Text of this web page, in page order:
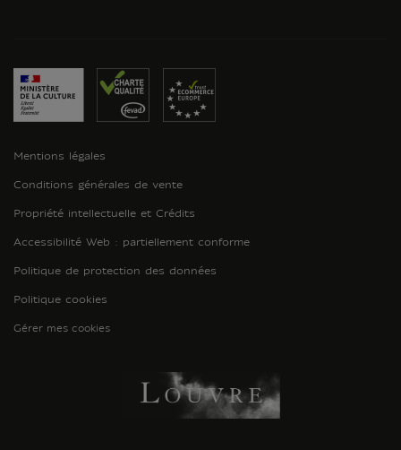
Mentions légales
Conditions générales de vente
Propriété intellectuelle et Crédits
Accessibilité Web : partiellement conforme
Politique de protection des données
Politique cookies
Gérer mes cookies